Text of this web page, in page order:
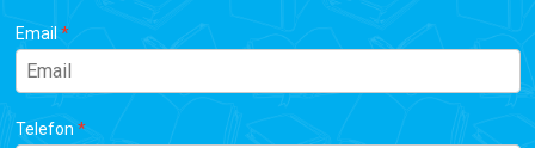
Email
Telefon